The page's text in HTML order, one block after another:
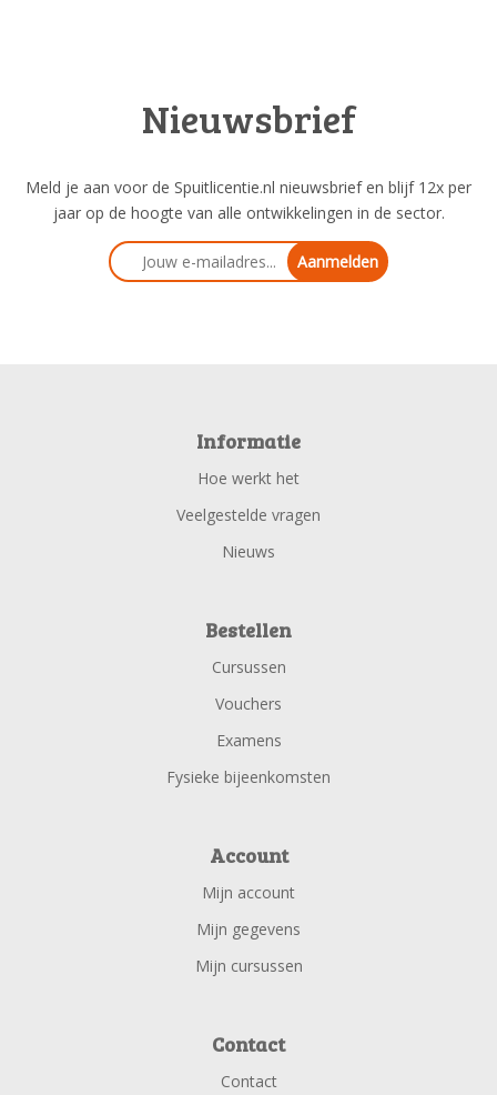
Nieuwsbrief
Meld je aan voor de Spuitlicentie.nl nieuwsbrief en blijf 12x per
jaar op de hoogte van alle ontwikkelingen in de sector.
Aanmelden
Informatie
Hoe werkt het
Veelgestelde vragen
Nieuws
Bestellen
Cursussen
Vouchers
Examens
Fysieke bijeenkomsten
Account
Mijn account
Mijn gegevens
Mijn cursussen
Contact
Contact